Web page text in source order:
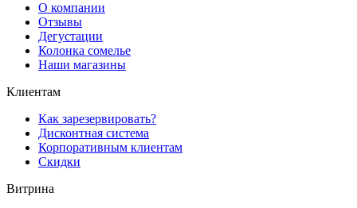
О компании
Отзывы
Дегустации
Колонка сомелье
Наши магазины
Клиентам
Как зарезервировать?
Дисконтная система
Корпоративным клиентам
Скидки
Витрина